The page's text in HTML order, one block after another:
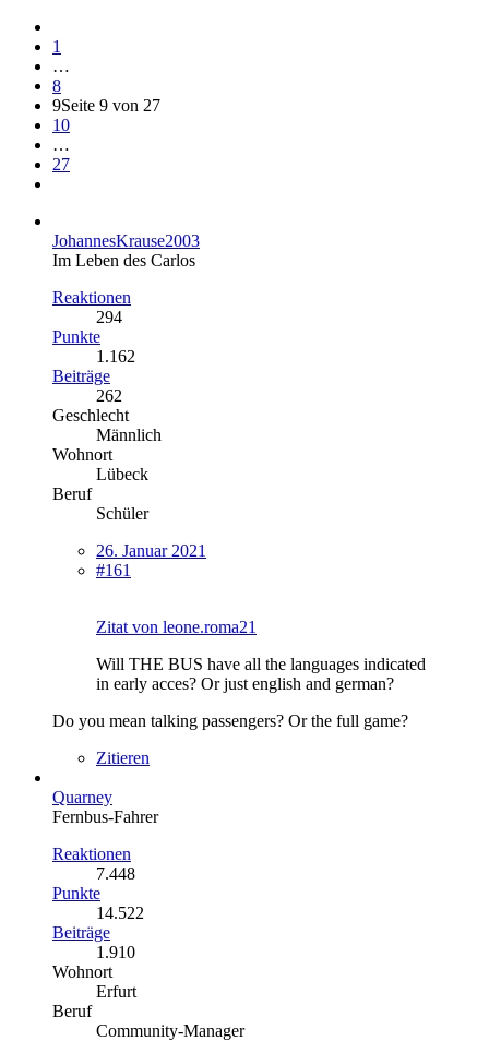
1
…
8
9Seite 9 von 27
10
…
27
JohannesKrause2003
Im Leben des Carlos
Reaktionen
294
Punkte
1.162
Beiträge
262
Geschlecht
Männlich
Wohnort
Lübeck
Beruf
Schüler
26. Januar 2021
#161
Zitat von leone.roma21
Will THE BUS have all the languages indicated
in early acces? Or just english and german?
Do you mean talking passengers? Or the full game?
Zitieren
Quarney
Fernbus-Fahrer
Reaktionen
7.448
Punkte
14.522
Beiträge
1.910
Wohnort
Erfurt
Beruf
Community-Manager